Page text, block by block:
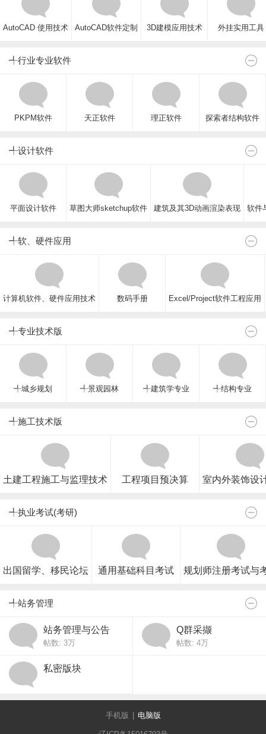
AutoCAD 使用技术 AutoCAD软件定制 3D建模应用技术 外挂实用工具
╃行业专业软件
PKPM软件 天正软件 理正软件 探索者结构软件
╃设计软件
平面设计软件 草图大师sketchup软件 建筑及其3D动画渲染表现 软件
╃软、硬件应用
计算机软件、硬件应用技术 数码手册 Excel/Project软件工程应用
╃专业技术版
╃城乡规划 ╃景观园林 ╃建筑学专业 ╃结构专业
╃施工技术版
土建工程施工与监理技术 工程项目预决算 室内外装饰设
╃执业考试(考研)
出国留学、移民论坛 通用基础科目考试 规划师注册考试与
╃站务管理
站务管理与公告
帖数: 3万
Q群采撷
帖数: 4万
私密版块
手机版 电脑版